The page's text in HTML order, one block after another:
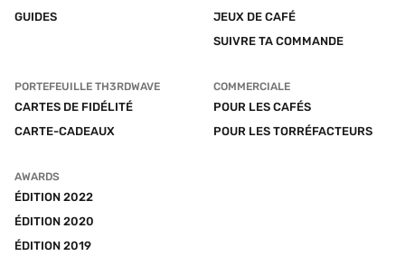
GUIDES
JEUX DE CAFÉ
SUIVRE TA COMMANDE
PORTEFEUILLE TH3RDWAVE
CARTES DE FIDÉLITÉ
CARTE-CADEAUX
COMMERCIALE
POUR LES CAFÉS
POUR LES TORRÉFACTEURS
AWARDS
ÉDITION 2022
ÉDITION 2020
ÉDITION 2019